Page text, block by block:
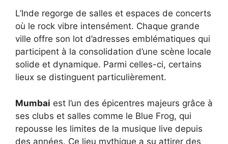
L’Inde regorge de salles et espaces de concerts
où le rock vibre intensément. Chaque grande
ville offre son lot d’adresses emblématiques qui
participent à la consolidation d’une scène locale
solide et dynamique. Parmi celles-ci, certains
lieux se distinguent particulièrement.
Mumbai est l’un des épicentres majeurs grâce à
ses clubs et salles comme le Blue Frog, qui
repousse les limites de la musique live depuis
des années. Ce lieu mythique a su attirer des